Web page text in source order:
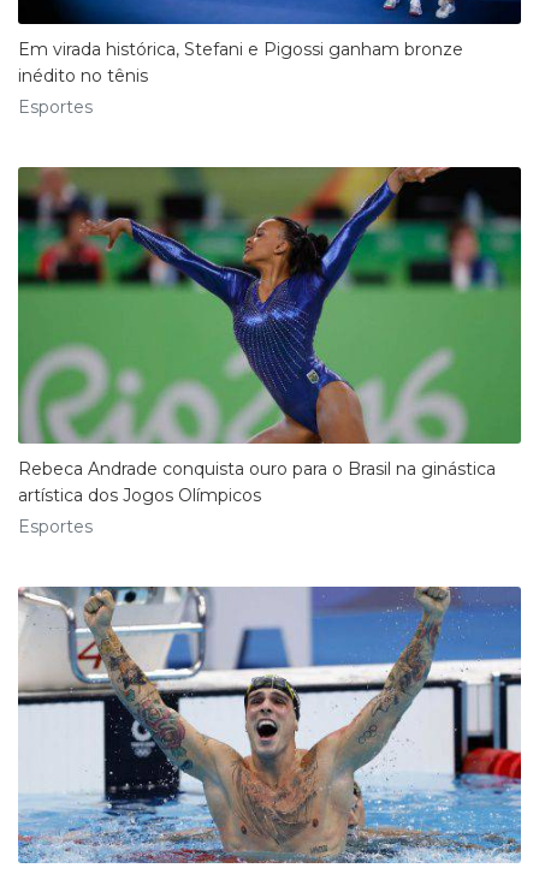
Em virada histórica, Stefani e Pigossi ganham bronze
inédito no tênis
Esportes
Rebeca Andrade conquista ouro para o Brasil na ginástica
artística dos Jogos Olímpicos
Esportes